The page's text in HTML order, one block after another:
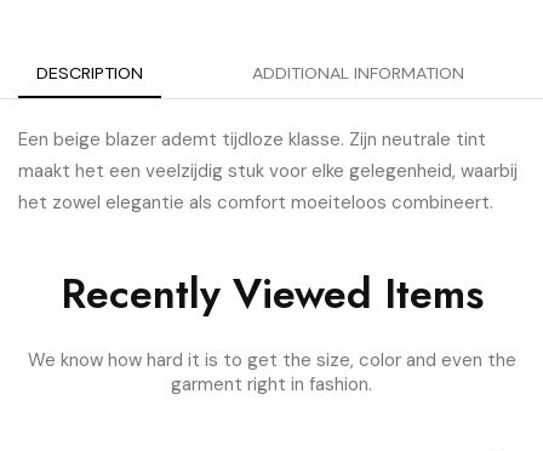
DESCRIPTION ADDITIONAL INFORMATION
Een beige blazer ademt tijdloze klasse. Zijn neutrale tint
maakt het een veelzijdig stuk voor elke gelegenheid, waarbij
het zowel elegantie als comfort moeiteloos combineert.
Recently Viewed Items
We know how hard it is to get the size, color and even the
garment right in fashion.